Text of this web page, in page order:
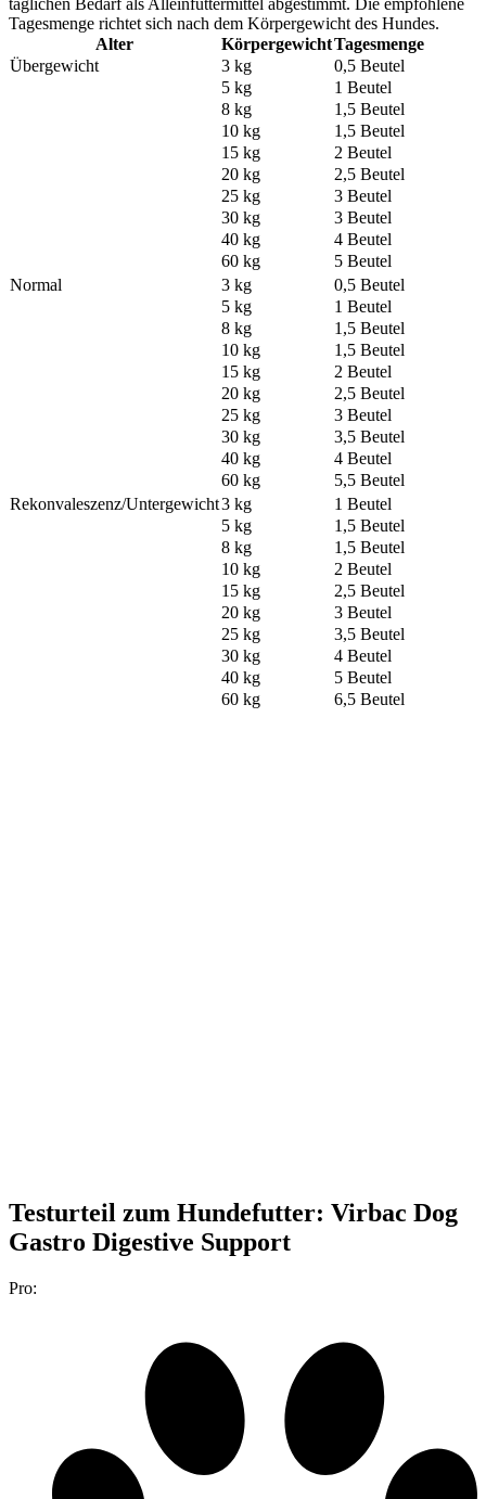
Tagesmenge richtet sich nach dem Körpergewicht des Hundes.
Alter
KörpergewichtTagesmenge
Übergewicht
3 kg
0,5 Beutel
5 kg
1 Beutel
8 kg
1,5 Beutel
10 kg
1,5 Beutel
15 kg
2 Beutel
20 kg
2,5 Beutel
25 kg
3 Beutel
30 kg
3 Beutel
40 kg
4 Beutel
60 kg
5 Beutel
Normal
3 kg
0,5 Beutel
5 kg
1 Beutel
8 kg
1,5 Beutel
10 kg
1,5 Beutel
15 kg
2 Beutel
20 kg
2,5 Beutel
25 kg
3 Beutel
30 kg
3,5 Beutel
40 kg
4 Beutel
60 kg
5,5 Beutel
Rekonvaleszenz/Untergewicht3 kg
1 Beutel
5 kg
1,5 Beutel
8 kg
1,5 Beutel
10 kg
2 Beutel
15 kg
2,5 Beutel
20 kg
3 Beutel
25 kg
3,5 Beutel
30 kg
4 Beutel
40 kg
5 Beutel
60 kg
6,5 Beutel
Testurteil zum Hundefutter: Virbac Dog
Gastro Digestive Support
Pro: